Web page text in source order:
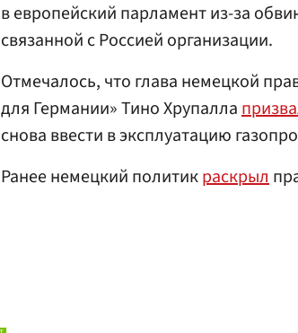
в европейский парламент из-за
связанной с Россией организации.
Отмечалось, что глава немецкой
для Германии» Тино Хрупалла
снова ввести в эксплуатацию
Ранее немецкий политикраскрыл